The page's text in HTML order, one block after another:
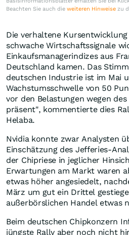
Beachten Sie auch die weiteren Hinweise zu
Die verhaltene
schwache Wirtschaftssignale
Einkaufsmanagerindizes aus
Deutschland kamen. Das
deutschen Industrie ist im Mai
Wachstumsschwelle von 50
vor den Belastungen wegen
präsent", kommentierte dies
Helaba.
Nvidia konnte zwar Analysten
Einschätzung des Jefferies-
der Chipriese in jeglicher
Erwartungen am Markt waren
etwas höher angesiedelt,
März um gut ein Drittel
außerbörslichen Handel etwas
Beim deutschen Chipkonzern
jüngste Rally aber noch nicht